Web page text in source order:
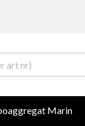
Marin